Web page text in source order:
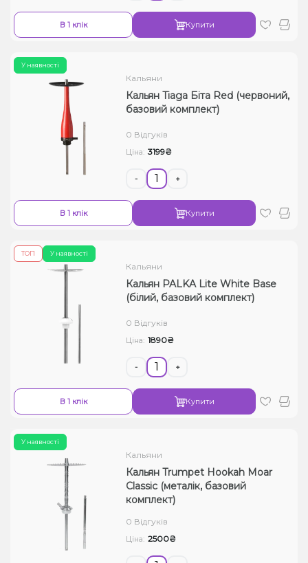
В 1 клік Купити
У наявності
Кальяни
Кальян Tiaga Біта Red (червоний,
базовий комплект)
0 Відгуків
Ціна: 3199₴
- +
В 1 клік Купити
У наявності
ТОП
Кальяни
Кальян PALKA Lite White Base
(білий, базовий комплект)
0 Відгуків
Ціна: 1890₴
- +
В 1 клік Купити
У наявності
Кальяни
Кальян Trumpet Hookah Moar
Classic (металік, базовий
комплект)
0 Відгуків
Ціна: 2500₴